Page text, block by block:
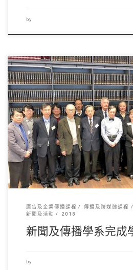
by
新傳系於2018年1 […]
廣告及企業傳播課程 傳播及跨媒體課程
新聞及活動
2018
新聞及傳播學系完成
by